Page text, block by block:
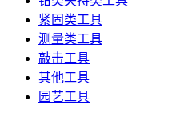
紧固类工具
测量类工具
敲击工具
其他工具
园艺工具